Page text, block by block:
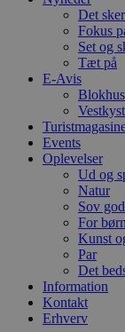
Det sker
Fokus
Set og
Tæt på
E-Avis
Events
Oplevelser
Ud og
Natur
Sov
For børn
Kunst
Par
Det
Information
Kontakt
Erhverv